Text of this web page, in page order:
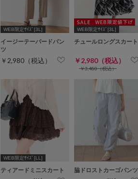
WEB限定ｻｲｽﾞ[3L]
イージーテーパードパン
ツ
￥2,980（税込）
WEB限定ｻｲｽﾞ[3L]
チュールロングスカート
￥2,980（税込）
￥3,480（税込）
WEB限定ｻｲｽﾞ[LL]
ティアードミニスカート 脇ドロストカーゴパンツ